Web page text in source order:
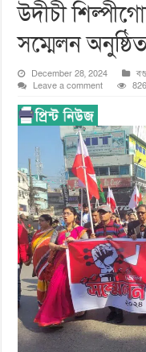
উদীচী
সম্মেলন
December 28, 2024
Leave a comment